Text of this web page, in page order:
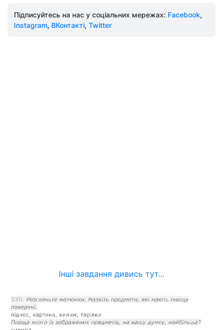
Підписуйтесь на нас у соціальних мережах: Facebook,
Instagram, ВКонтакті, Twitter
Інші завдання дивись тут...